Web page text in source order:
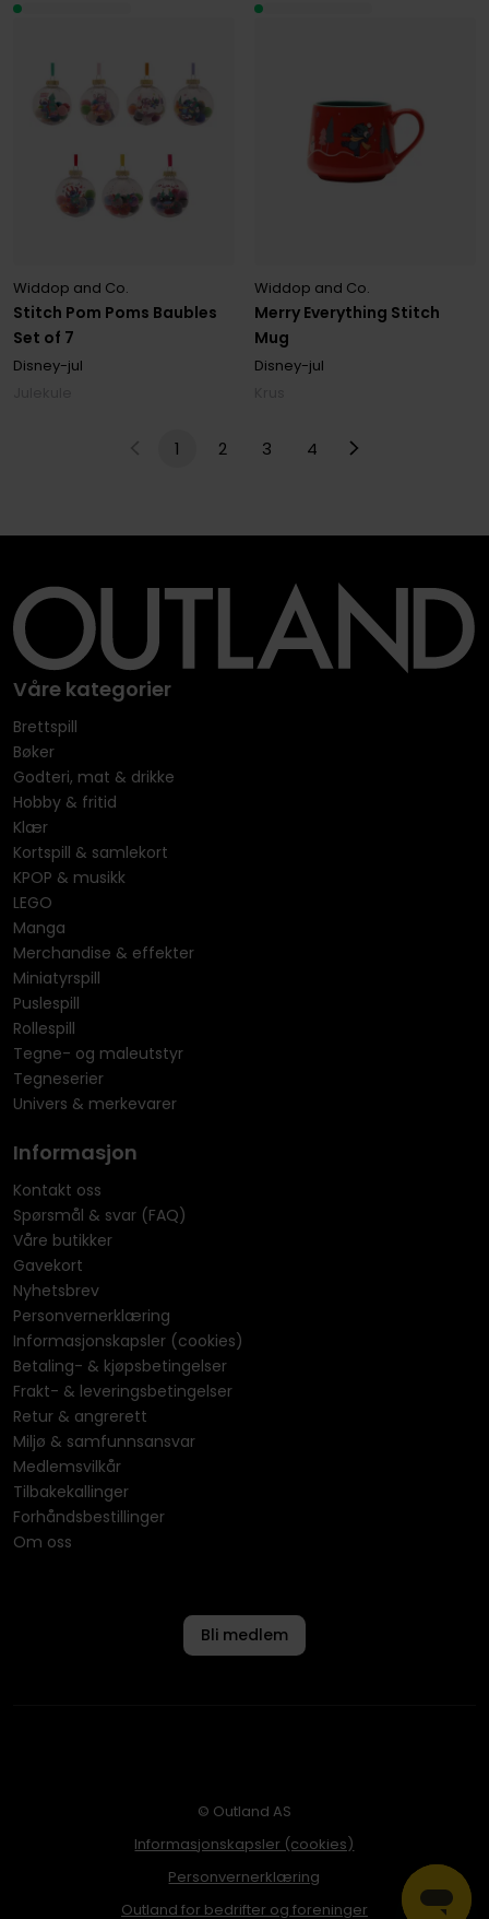
Stitch Pom Poms Baubles
Set of 7
Widdop and Co.
Disney-jul
Merry Everything Stitch
Mug
Widdop and Co.
Disney-jul
1 2 3 4
Våre kategorier
Brettspill
Bøker
Godteri, mat & drikke
Hobby & fritid
Klær
Kortspill & samlekort
KPOP & musikk
LEGO
Manga
Merchandise & effekter
Miniatyrspill
Puslespill
Rollespill
Tegne- og maleutstyr
Tegneserier
Univers & merkevarer
Informasjon
Kontakt oss
Spørsmål & svar (FAQ)
Våre butikker
Gavekort
Nyhetsbrev
Personvernerklæring
Informasjonskapsler (cookies)
Betaling- & kjøpsbetingelser
Frakt- & leveringsbetingelser
Retur & angrerett
Miljø & samfunnsansvar
Medlemsvilkår
Tilbakekallinger
Forhåndsbestillinger
Om oss
Bli medlem
© Outland AS
Informasjonskapsler (cookies)
Personvernerklæring
Outland for bedrifter og foreninger